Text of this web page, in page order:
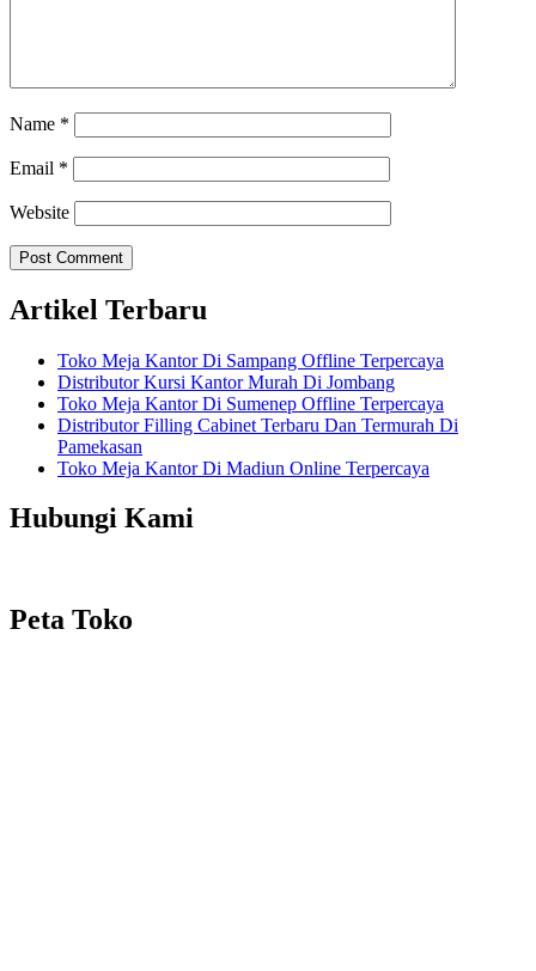
Name *
Email *
Website
Artikel Terbaru
Toko Meja Kantor Di Sampang Offline Terpercaya
Distributor Kursi Kantor Murah Di Jombang
Toko Meja Kantor Di Sumenep Offline Terpercaya
Distributor Filling Cabinet Terbaru Dan Termurah Di
Pamekasan
Toko Meja Kantor Di Madiun Online Terpercaya
Hubungi Kami
Peta Toko